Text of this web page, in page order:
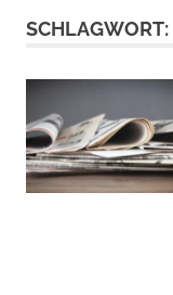
SCHLAGWORT: